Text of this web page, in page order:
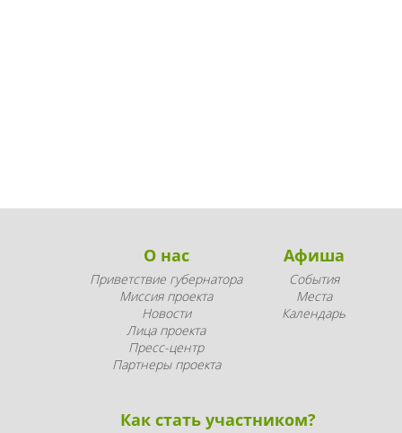
О нас
Приветствие губернатора
Миссия проекта
Новости
Лица проекта
Пресс-центр
Партнеры проекта
Афиша
События
Места
Календарь
Как стать участником?